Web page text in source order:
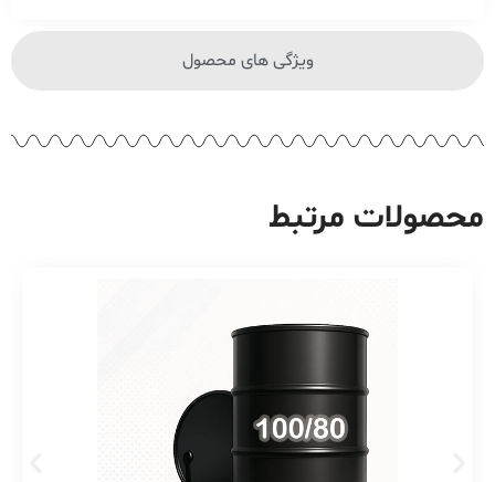
ویژگی های محصول
محصولات مرتبط